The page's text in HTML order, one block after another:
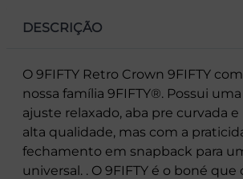
DESCRIÇÃO
O 9FIFTY Retro Crown 9FIFTY
nossa família 9FIFTY®. Possui
ajuste relaxado, aba pre curvada
alta qualidade, mas com a
fechamento em snapback para
universal. . O 9FIFTY é o boné que